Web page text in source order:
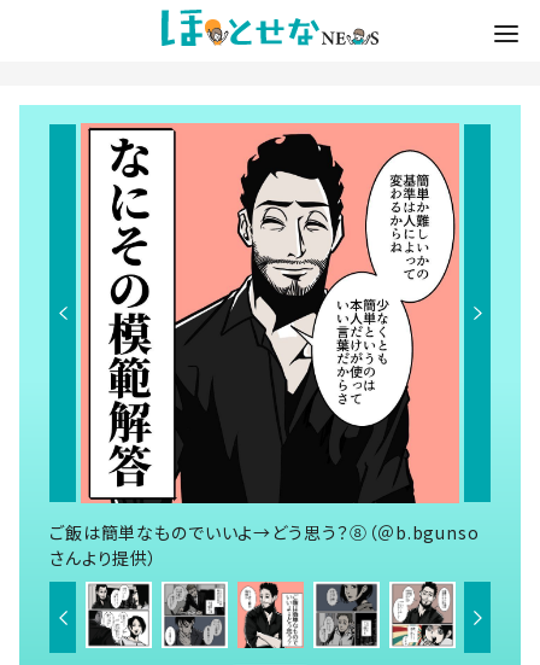
ご飯は簡単なものでいいよ→どう思う？⑧（＠b.bgunso
さんより提供）